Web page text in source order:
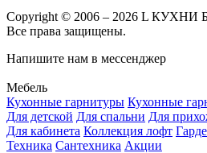
Copyright © 2006 – 2026 L
Все права защищены.
Напишите нам в мессенджер
Мебель
Кухонные гарнитуры Кухонные
Для детской Для спальни Для
Для кабинета Коллекция лофт
Техника Сантехника Акции